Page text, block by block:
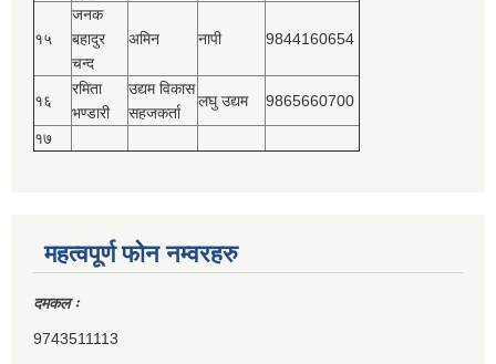
१५
जनक
बहादुर
चन्द
अमिन नापी 9844160654
१६
रमिता
भण्डारी
उद्यम विकास
सहजकर्ता
लघु उद्यम 9865660700
१७
महत्वपूर्ण फोन नम्वरहरु
दमकल ः
9743511113